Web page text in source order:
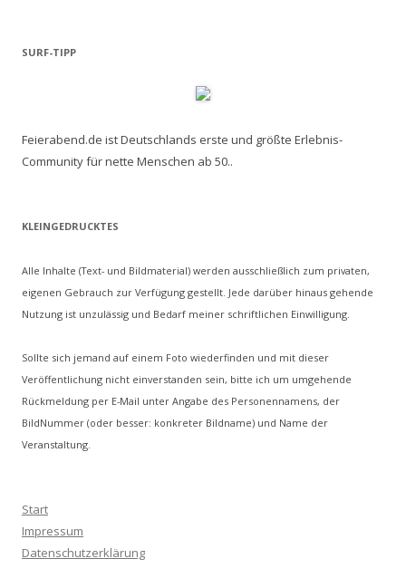
SURF-TIPP
Feierabend.de ist Deutschlands erste und größte Erlebnis-
Community für nette Menschen ab 50..
KLEINGEDRUCKTES
Alle Inhalte (Text- und Bildmaterial) werden ausschließlich zum privaten,
eigenen Gebrauch zur Verfügung gestellt. Jede darüber hinaus gehende
Nutzung ist unzulässig und Bedarf meiner schriftlichen Einwilligung.
Sollte sich jemand auf einem Foto wiederfinden und mit dieser
Veröffentlichung nicht einverstanden sein, bitte ich um umgehende
Rückmeldung per E-Mail unter Angabe des Personennamens, der
BildNummer (oder besser: konkreter Bildname) und Name der
Veranstaltung.
Start
Impressum
Datenschutzerklärung